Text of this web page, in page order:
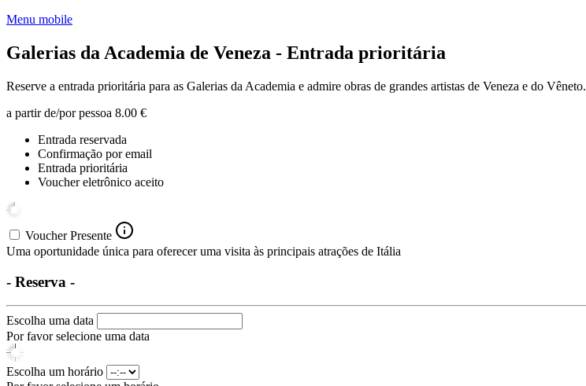
Menu mobile
Galerias da Academia de Veneza - Entrada prioritária
Reserve a entrada prioritária para as Galerias da Academia e admire obras de grandes artistas de Veneza e do Vêneto.
a partir de/por pessoa 8.00 €
Entrada reservada
Confirmação por email
Entrada prioritária
Voucher eletrônico aceito
Voucher Presente
Uma oportunidade única para oferecer uma visita às principais atrações de Itália
- Reserva -
Escolha uma data
Por favor selecione uma data
Escolha um horário